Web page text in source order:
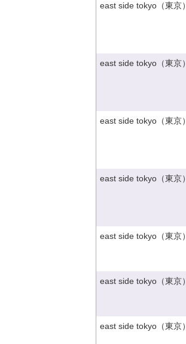
east side tokyo（東京）
east side tokyo（東京）
east side tokyo（東京）
east side tokyo（東京）
east side tokyo（東京）
east side tokyo（東京）
east side tokyo（東京）